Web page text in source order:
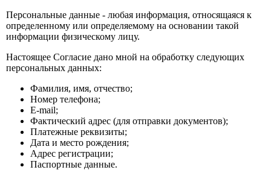
Персональные данные - любая информация, относящаяся к
определенному или определяемому на основании такой
информации физическому лицу.
Настоящее Согласие дано мной на обработку следующих
персональных данных:
Фамилия, имя, отчество;
Номер телефона;
E-mail;
Фактический адрес (для отправки документов);
Платежные реквизиты;
Дата и место рождения;
Адрес регистрации;
Паспортные данные.